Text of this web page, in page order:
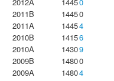
2011B
14450
2011A
14454
2010B
14156
2010A
14309
2009B
14800
2009A
14804